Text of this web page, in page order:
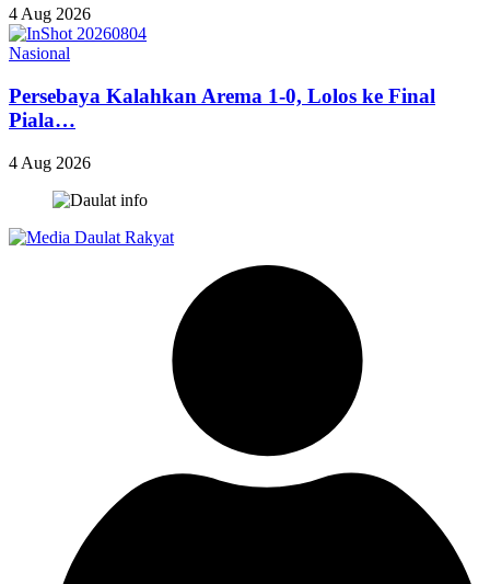
4 Aug 2026
Nasional
Persebaya Kalahkan Arema 1-0, Lolos ke Final
Piala…
4 Aug 2026